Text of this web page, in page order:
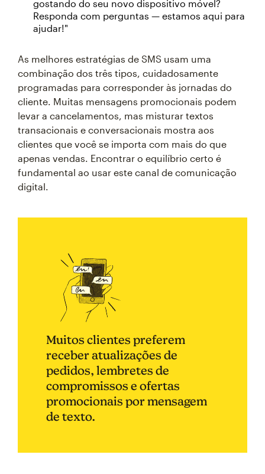
gostando do seu novo dispositivo móvel?
Responda com perguntas — estamos aqui para
ajudar!"
As melhores estratégias de SMS usam uma
combinação dos três tipos, cuidadosamente
programadas para corresponder às jornadas do
cliente. Muitas mensagens promocionais podem
levar a cancelamentos, mas misturar textos
transacionais e conversacionais mostra aos
clientes que você se importa com mais do que
apenas vendas. Encontrar o equilíbrio certo é
fundamental ao usar este canal de comunicação
digital.
Muitos clientes preferem
receber atualizações de
pedidos, lembretes de
compromissos e ofertas
promocionais por mensagem
de texto.